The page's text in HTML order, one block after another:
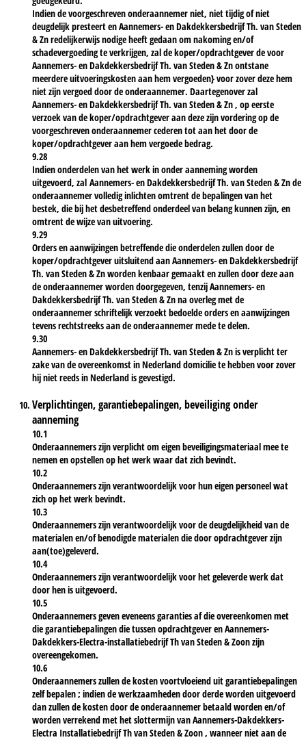
Indien de voorgeschreven onderaannemer niet, niet tijdig of niet
deugdelijk presteert en Aannemers- en Dakdekkersbedrijf Th. van Steden
& Zn redelijkerwijs nodige heeft gedaan om nakoming en/of
schadevergoeding te verkrijgen, zal de koper/opdrachtgever de voor
Aannemers- en Dakdekkersbedrijf Th. van Steden & Zn ontstane
meerdere uitvoeringskosten aan hem vergoeden} voor zover deze hem
niet zijn vergoed door de onderaannemer. Daartegenover zal
Aannemers- en Dakdekkersbedrijf Th. van Steden & Zn , op eerste
verzoek van de koper/opdrachtgever aan deze zijn vordering op de
voorgeschreven onderaannemer cederen tot aan het door de
koper/opdrachtgever aan hem vergoede bedrag.
9.28
Indien onderdelen van het werk in onder aanneming worden
uitgevoerd, zal Aannemers- en Dakdekkersbedrijf Th. van Steden & Zn de
onderaannemer volledig inlichten omtrent de bepalingen van het
bestek, die bij het desbetreffend onderdeel van belang kunnen zijn, en
omtrent de wijze van uitvoering.
9.29
Orders en aanwijzingen betreffende die onderdelen zullen door de
koper/opdrachtgever uitsluitend aan Aannemers- en Dakdekkersbedrijf
Th. van Steden & Zn worden kenbaar gemaakt en zullen door deze aan
de onderaannemer worden doorgegeven, tenzij Aannemers- en
Dakdekkersbedrijf Th. van Steden & Zn na overleg met de
onderaannemer schriftelijk verzoekt bedoelde orders en aanwijzingen
tevens rechtstreeks aan de onderaannemer mede te delen.
9.30
Aannemers- en Dakdekkersbedrijf Th. van Steden & Zn is verplicht ter
zake van de overeenkomst in Nederland domicilie te hebben voor zover
hij niet reeds in Nederland is gevestigd.
Verplichtingen, garantiebepalingen, beveiliging onder
aanneming
10.1
Onderaannemers zijn verplicht om eigen beveiligingsmateriaal mee te
nemen en opstellen op het werk waar dat zich bevindt.
10.2
Onderaannemers zijn verantwoordelijk voor hun eigen personeel wat
zich op het werk bevindt.
10.3
Onderaannemers zijn verantwoordelijk voor de deugdelijkheid van de
materialen en/of benodigde materialen die door opdrachtgever zijn
aan(toe)geleverd.
10.4
Onderaannemers zijn verantwoordelijk voor het geleverde werk dat
door hen is uitgevoerd.
10.5
Onderaannemers geven eveneens garanties af die overeenkomen met
die garantiebepalingen die tussen opdrachtgever en Aannemers-
Dakdekkers-Electra-installatiebedrijf Th van Steden & Zoon zijn
overeengekomen.
10.6
Onderaannemers zullen de kosten voortvloeiend uit garantiebepalingen
zelf bepalen ; indien de werkzaamheden door derde worden uitgevoerd
dan zullen de kosten door de onderaannemer betaald worden en/of
worden verrekend met het slottermijn van Aannemers-Dakdekkers-
Electra Installatiebedrijf Th van Steden & Zoon , wanneer niet aan de